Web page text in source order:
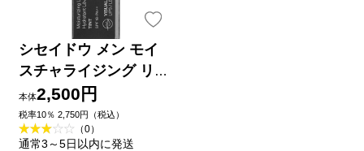
シセイドウ メン モイ
スチャライジング リッ
プ クリエイター ＴＩ
ＮＴ ２ｇ 資生堂イン
ターナショナル
本体2,500円
税率10％ 2,750円（税込）
（0）
通常3～5日以内に発送